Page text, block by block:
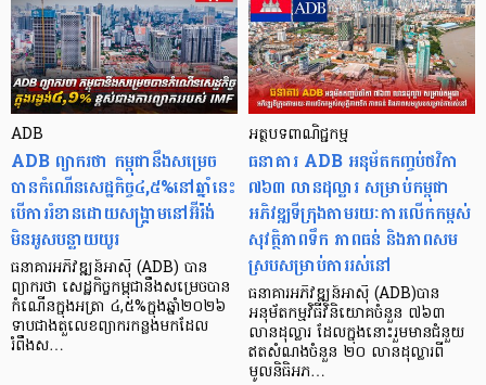
ADB
ADB ព្យាករថា កម្ពុជានឹងសម្រេច
បានកំណើនសេដ្ឋកិច្ច៤,៥%នៅឆ្នាំនេះ
បើការរំខានដោយសង្គ្រាមនៅអ៊ីរ៉ង់
មិនអូសបន្លាយយូរ
ធនាគារអភិវឌ្ឍន៍អាស៊ី (ADB) បាន
ព្យាករថា សេដ្ឋកិច្ចកម្ពុជានឹងសម្រេចបាន
កំណើនក្នុងអត្រា ៤,៥%ក្នុងឆ្នាំ២០២៦
ទាបជាងតួលេខព្យាករកន្លងមកដែល
រំពឹងស…
អត្ថបទពាណិជ្ជកម្ម
ធនាគារ ADB អនុម័តកញ្ចប់ថវិកា
៧៦៣ លានដុល្លារ សម្រាប់កម្ពុជា
អភិវឌ្ឍទីក្រុងតាមរយៈការលើកកម្ពស់
សុវត្ថិភាពទឹក ភាពធន់ និងភាពសម
ស្របសម្រាប់ការរស់នៅ
ធនាគារអភិវឌ្ឍន៍អាស៊ី (ADB)បាន
អនុម័តកម្មវិធីវិនិយោគចំនួន ៧៦៣
លានដុល្លារ ដែលក្នុងនោះរួមមានជំនួយ
ឥតសំណងចំនួន ២០ លានដុល្លារពី
មូលនិធិអភ…